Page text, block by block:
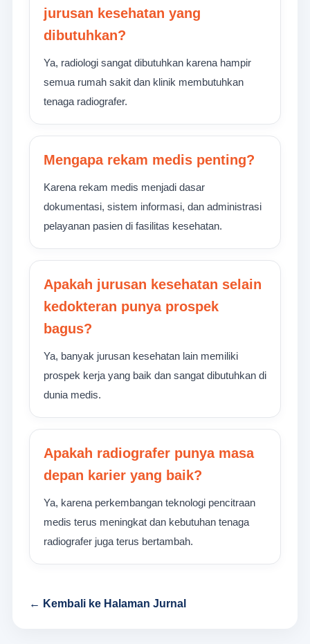
jurusan kesehatan yang
dibutuhkan?
Ya, radiologi sangat dibutuhkan karena hampir
semua rumah sakit dan klinik membutuhkan
tenaga radiografer.
Mengapa rekam medis penting?
Karena rekam medis menjadi dasar
dokumentasi, sistem informasi, dan administrasi
pelayanan pasien di fasilitas kesehatan.
Apakah jurusan kesehatan selain
kedokteran punya prospek
bagus?
Ya, banyak jurusan kesehatan lain memiliki
prospek kerja yang baik dan sangat dibutuhkan di
dunia medis.
Apakah radiografer punya masa
depan karier yang baik?
Ya, karena perkembangan teknologi pencitraan
medis terus meningkat dan kebutuhan tenaga
radiografer juga terus bertambah.
← Kembali ke Halaman Jurnal